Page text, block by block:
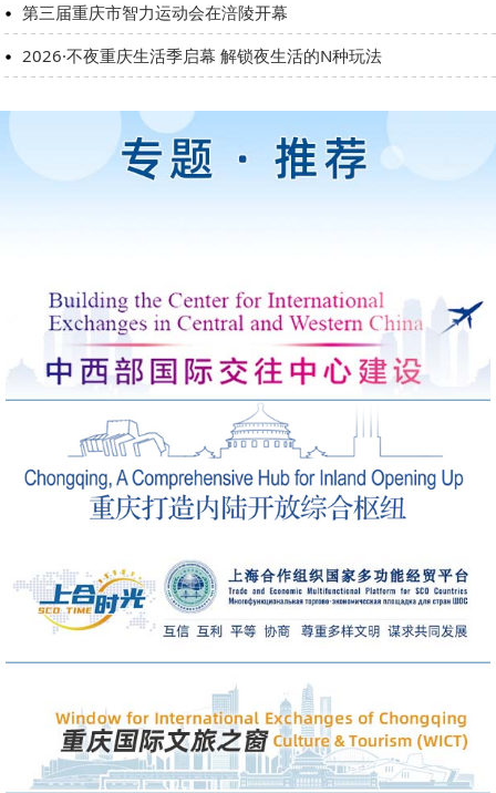
第三届重庆市智力运动会在涪陵开幕
2026·不夜重庆生活季启幕 解锁夜生活的N种玩法